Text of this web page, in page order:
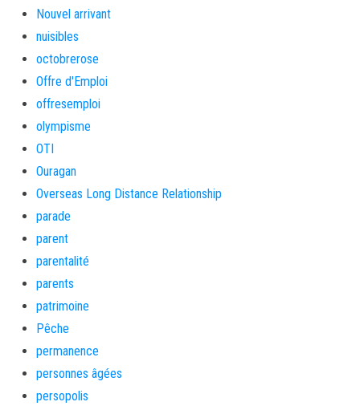
Nouvel arrivant
nuisibles
octobrerose
Offre d'Emploi
offresemploi
olympisme
OTI
Ouragan
Overseas Long Distance Relationship
parade
parent
parentalité
parents
patrimoine
Pêche
permanence
personnes âgées
persopolis